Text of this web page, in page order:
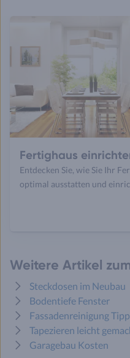
Fertighaus
Entdecken Sie, wie Sie Ihr
optimal ausstatten und
Weitere Artikel
Steckdosen im Neubau
Bodentiefe Fenster
Fassadenreinigung
Tapezieren leicht
Garagebau Kosten